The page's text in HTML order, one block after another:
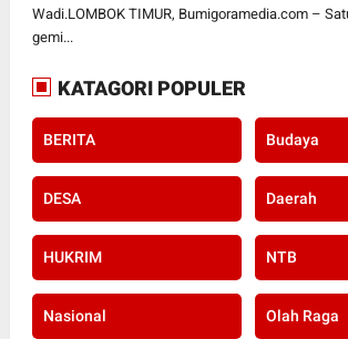
Wadi.LOMBOK TIMUR, Bumigoramedia.com –
gemi...
KATAGORI POPULER
BERITA Budaya
DESA Daerah
HUKRIM NTB
Nasional Olah Raga